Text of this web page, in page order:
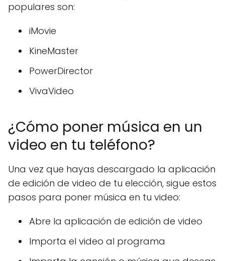
populares son:
iMovie
KineMaster
PowerDirector
VivaVideo
¿Cómo poner música en un
video en tu teléfono?
Una vez que hayas descargado la aplicación
de edición de video de tu elección, sigue estos
pasos para poner música en tu video:
Abre la aplicación de edición de video
Importa el video al programa